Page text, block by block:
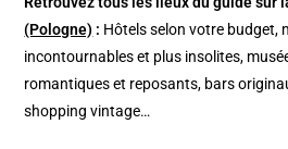
(Pologne) : Hôtels selon votre budget,
incontournables et plus insolites,
romantiques et reposants, bars
shopping vintage…